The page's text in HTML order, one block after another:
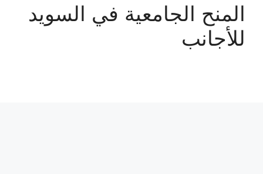
المنح الجامعية في السويد
للأجانب